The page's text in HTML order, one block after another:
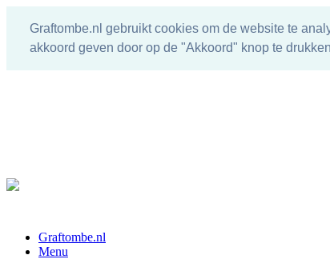
Graftombe.nl gebruikt cookies om de website te
akkoord geven door op de "Akkoord" knop te
Graftombe.nl
Menu